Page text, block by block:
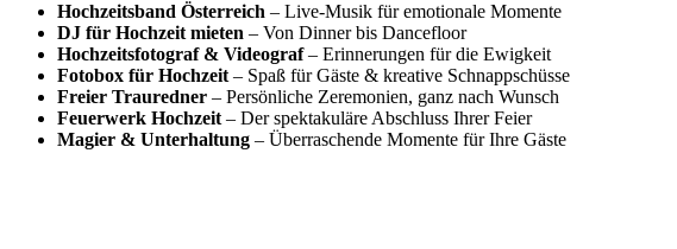
Hochzeitsband Österreich – Live-Musik für emotionale Momente
DJ für Hochzeit mieten – Von Dinner bis Dancefloor
Hochzeitsfotograf & Videograf– Erinnerungen für die Ewigkeit
Fotobox für Hochzeit – Spaß für Gäste & kreative Schnappschüsse
Freier Trauredner – Persönliche Zeremonien, ganz nach Wunsch
Feuerwerk Hochzeit – Der spektakuläre Abschluss Ihrer Feier
Magier & Unterhaltung – Überraschende Momente für Ihre Gäste